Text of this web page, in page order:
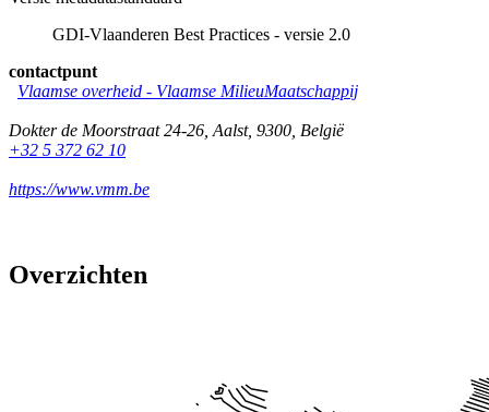
GDI-Vlaanderen Best Practices - versie 2.0
contactpunt
Vlaamse overheid - Vlaamse MilieuMaatschappij
Dokter de Moorstraat 24-26 Aalst, 9300 België
+32 5 372 62 10
https://www.vmm.be
Overzichten